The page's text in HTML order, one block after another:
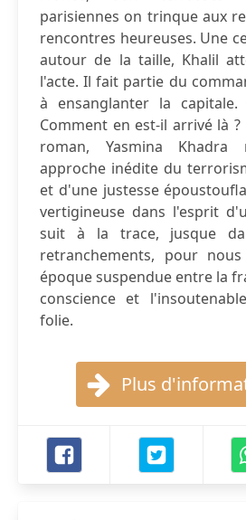
parisiennes on trinque aux
rencontres heureuses. Une
autour de la taille, Khalil
l'acte. Il fait partie du
à ensanglanter la
Comment en est-il arrivé là ?
roman, Yasmina
approche inédite du
et d'une justesse
vertigineuse dans l'esprit
suit à la trace, jusque
retranchements, pour
époque suspendue entre la
conscience et
folie.
Plus